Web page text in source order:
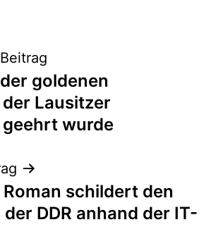
goldenen
Lausitzer
wurde
schildert den
DDR anhand der IT-